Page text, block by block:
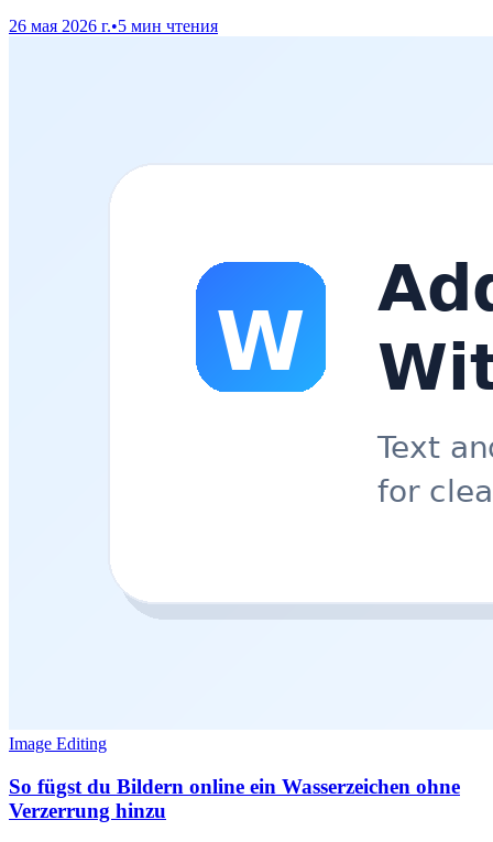
26 мая 2026 г.•5 мин чтения
Image Editing
So fügst du Bildern online ein Wasserzeichen ohne
Verzerrung hinzu